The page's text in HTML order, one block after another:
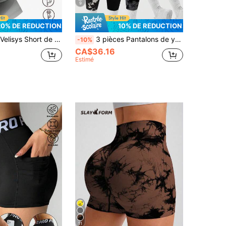
DE RÉDUCTION
de sport sans couture stretch taille haute
9
10% DE RÉDUCTION
-10% 3 pièces Pantalons de yoga sport sans couture taille haute pour femmes, absorbant l'humidité, hanches pêche, leggings teinture tie-dye décontractés et de sport, printemps
CA$36.16
Estimé
11